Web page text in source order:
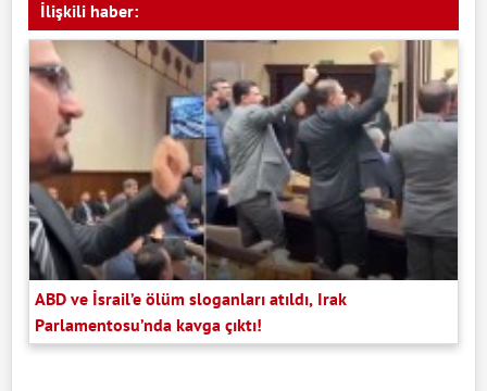
İlişkili haber:
ABD ve İsrail’e ölüm sloganları atıldı, Irak
Parlamentosu’nda kavga çıktı!